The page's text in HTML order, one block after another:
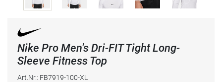
Nike Pro Men's Dri-FIT Tight Long-
Sleeve Fitness Top
Art.Nr.: FB7919-100-XL